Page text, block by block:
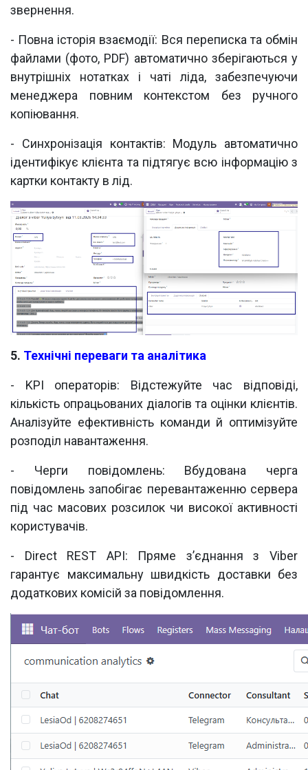
звернення.
- Повна історія взаємодії: Вся переписка та обмін
файлами (фото, PDF) автоматично зберігаються у
внутрішніх нотатках і чаті ліда, забезпечуючи
менеджера повним контекстом без ручного
копіювання.
- Синхронізація контактів: Модуль автоматично
ідентифікує клієнта та підтягує всю інформацію з
картки контакту в лід.
5. Технічні переваги та аналітика
- KPI операторів: Відстежуйте час відповіді,
кількість опрацьованих діалогів та оцінки клієнтів.
Аналізуйте ефективність команди й оптимізуйте
розподіл навантаження.
- Черги повідомлень: Вбудована черга
повідомлень запобігає перевантаженню сервера
під час масових розсилок чи високої активності
користувачів.
- Direct REST API: Пряме з’єднання з Viber
гарантує максимальну швидкість доставки без
додаткових комісій за повідомлення.